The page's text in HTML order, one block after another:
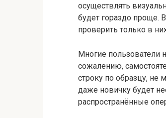
осуществлять
будет гораздо проще.
проверить только в
Многие пользователи
сожалению,
строку по образцу, не
даже новичку будет
распространённые